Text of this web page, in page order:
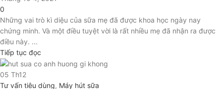
0
Những vai trò kì diệu của sữa mẹ đã được khoa học ngày nay
chứng minh. Và một điều tuyệt vời là rất nhiều mẹ đã nhận ra được
điều này. ...
Tiếp tục đọc
05 Th12
Tư vấn tiêu dùng, Máy hút sữa